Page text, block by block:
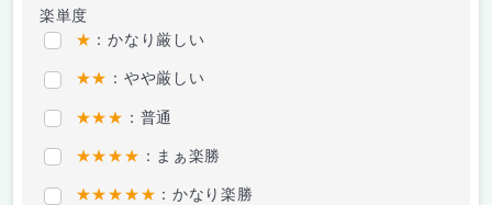
楽単度
★ ：かなり厳しい
★★ ：やや厳しい
★★★ ：普通
★★★★ ：まぁ楽勝
★★★★★ ：かなり楽勝